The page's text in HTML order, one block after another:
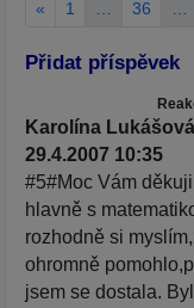
« 1 … 36 …
Přidat příspěvek
Karolína
29.4.2007 10:35
#5#Moc Vám
hlavně s
rozhodně si
ohromně
jsem se dostala.